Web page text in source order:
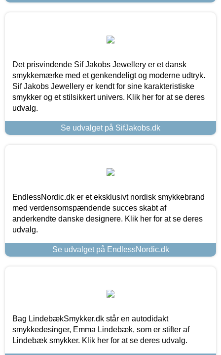
Det prisvindende Sif Jakobs Jewellery er et dansk
smykkemærke med et genkendeligt og moderne udtryk.
Sif Jakobs Jewellery er kendt for sine karakteristiske
smykker og et stilsikkert univers. Klik her for at se deres
udvalg.
Se udvalget på SifJakobs.dk
EndlessNordic.dk er et eksklusivt nordisk smykkebrand
med verdensomspændende succes skabt af
anderkendte danske designere. Klik her for at se deres
udvalg.
Se udvalget på EndlessNordic.dk
Bag LindebækSmykker.dk står en autodidakt
smykkedesinger, Emma Lindebæk, som er stifter af
Lindebæk smykker. Klik her for at se deres udvalg.